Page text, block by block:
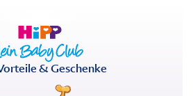
& Geschenke